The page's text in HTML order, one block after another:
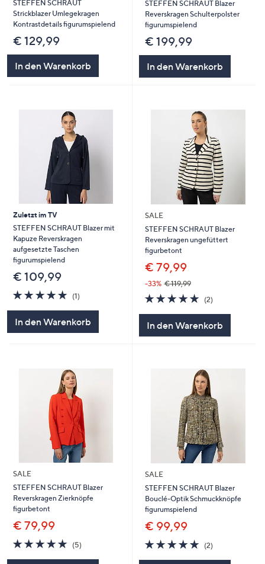
diese
anzuzeigen.
STEFFEN SCHRAUT
Strickblazer Umlegekragen
Kontrastdetails figurumspielend
€ 129,99
In den Warenkorb
STEFFEN SCHRAUT Blazer
Reverskragen Schulterpolster
figurumspielend
€ 199,99
In den Warenkorb
Zuletzt im TV
STEFFEN SCHRAUT Blazer mit
Kapuze Reverskragen
aufgesetzte Taschen
figurumspielend
€ 109,99
5.0
von
(1)1
In den Warenkorb
SALE
STEFFEN SCHRAUT Blazer
Reverskragen ungefüttert
figurbetont
€ 79,99
-33% € 119,99
5.0
von
(2)2
In den Warenkorb
SALE
STEFFEN SCHRAUT Blazer
Reverskragen Zierknöpfe
figurbetont
€ 79,99
5.0
von
(5)5
SALE
STEFFEN SCHRAUT Blazer
Bouclé-Optik Schmuckknöpfe
figurumspielend
€ 99,99
5.0
von
(2)2